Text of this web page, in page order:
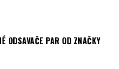
ODSAVAČE PAR OD ZNAČKY